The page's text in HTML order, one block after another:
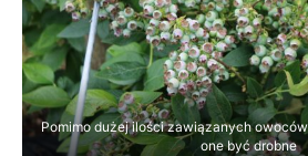
Pomimo dużej ilości zawiązanych
one być drobne